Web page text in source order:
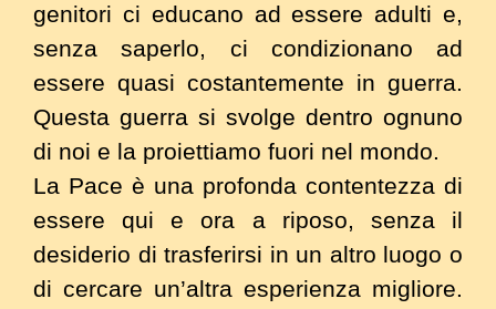
genitori ci educano ad essere adulti e,
senza saperlo, ci condizionano ad
essere quasi costantemente in guerra.
Questa guerra si svolge dentro ognuno
di noi e la proiettiamo fuori nel mondo.
La Pace è una profonda contentezza di
essere qui e ora a riposo, senza il
desiderio di trasferirsi in un altro luogo o
di cercare un’altra esperienza migliore.